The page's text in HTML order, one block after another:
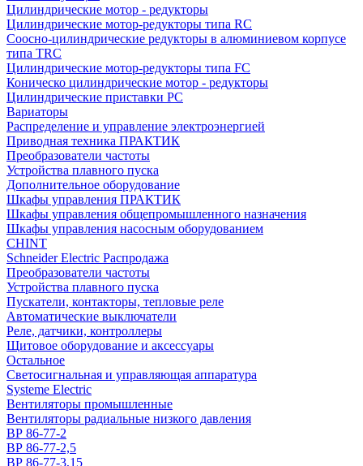
Цилиндрические мотор - редукторы
Цилиндрические мотор-редукторы типа RC
Соосно-цилиндрические редукторы в алюминиевом корпусе
типа TRC
Цилиндрические мотор-редукторы типа FC
Коническо цилиндрические мотор - редукторы
Цилиндрические приставки PC
Вариаторы
Распределение и управление электроэнергией
Приводная техника ПРАКТИК
Преобразователи частоты
Устройства плавного пуска
Дополнительное оборудование
Шкафы управления ПРАКТИК
Шкафы управления общепромышленного назначения
Шкафы управления насосным оборудованием
CHINT
Schneider Electric Распродажа
Преобразователи частоты
Устройства плавного пуска
Пускатели, контакторы, тепловые реле
Автоматические выключатели
Реле, датчики, контроллеры
Щитовое оборудование и аксессуары
Остальное
Светосигнальная и управляющая аппаратура
Systeme Electric
Вентиляторы промышленные
Вентиляторы радиальные низкого давления
ВР 86-77-2
ВР 86-77-2,5
ВР 86-77-3,15